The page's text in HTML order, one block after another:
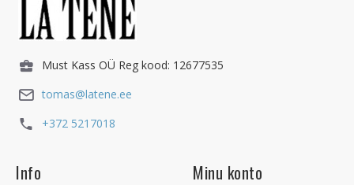
Must Kass OÜ Reg kood: 12677535
tomas@latene.ee
+372 5217018
Info Minu konto